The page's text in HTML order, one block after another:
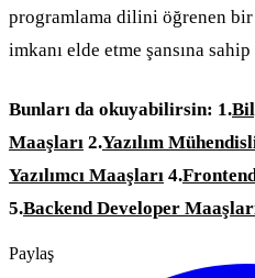
programlama dilini öğrenen
imkanı elde etme şansına
Bunları da okuyabilirsin: 1.
Maaşları 2.Yazılım
Yazılımcı Maaşları 4.
5.Backend Developer
Paylaş